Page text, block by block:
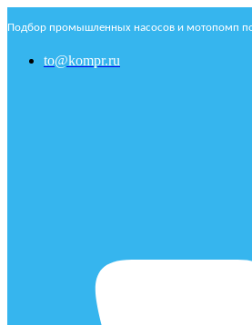
Подбор промышленных насосов и мотопомп
to@kompr.ru